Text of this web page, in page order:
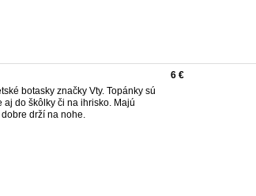
botasky značky Vty. Topánky sú
do škôlky či na ihrisko. Majú
drží na nohe.
6 €